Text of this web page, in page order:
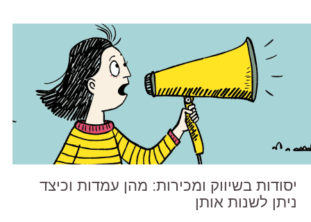
יסודות בשיווק ומכירות: מהן עמדות וכיצד
ניתן לשנות אותן